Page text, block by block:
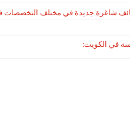
شاغرة جديدة في مختلف التخصصات
في الكويت: